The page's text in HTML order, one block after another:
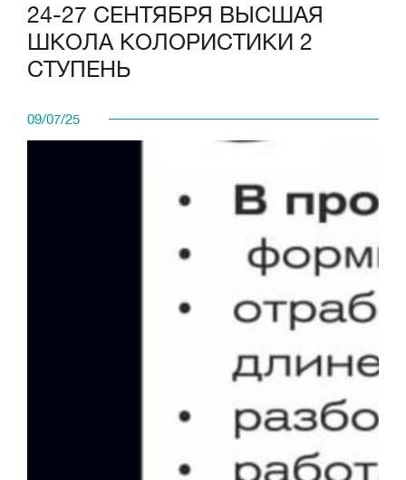
24-27 СЕНТЯБРЯ ВЫСШАЯ
ШКОЛА КОЛОРИСТИКИ 2
СТУПЕНЬ
09/07/25